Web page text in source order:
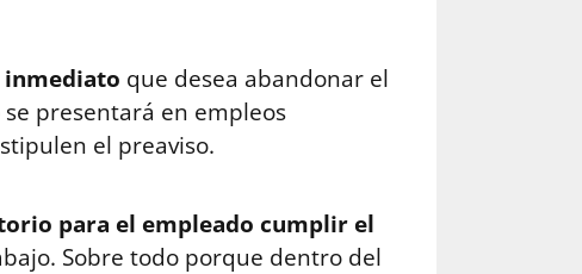
inmediato que desea abandonar el
presentará en empleos
el preaviso.
para el empleado cumplir el
Sobre todo porque dentro del